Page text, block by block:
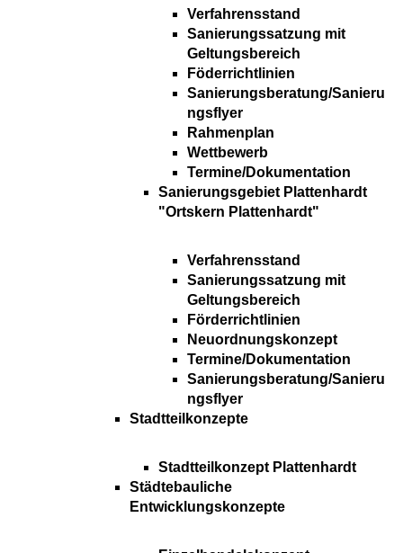
Verfahrensstand
Sanierungssatzung mit
Geltungsbereich
Föderrichtlinien
Sanierungsberatung/Sanieru
ngsflyer
Rahmenplan
Wettbewerb
Termine/Dokumentation
Sanierungsgebiet Plattenhardt
"Ortskern Plattenhardt"
Verfahrensstand
Sanierungssatzung mit
Geltungsbereich
Förderrichtlinien
Neuordnungskonzept
Termine/Dokumentation
Sanierungsberatung/Sanieru
ngsflyer
Stadtteilkonzepte
Stadtteilkonzept Plattenhardt
Städtebauliche
Entwicklungskonzepte